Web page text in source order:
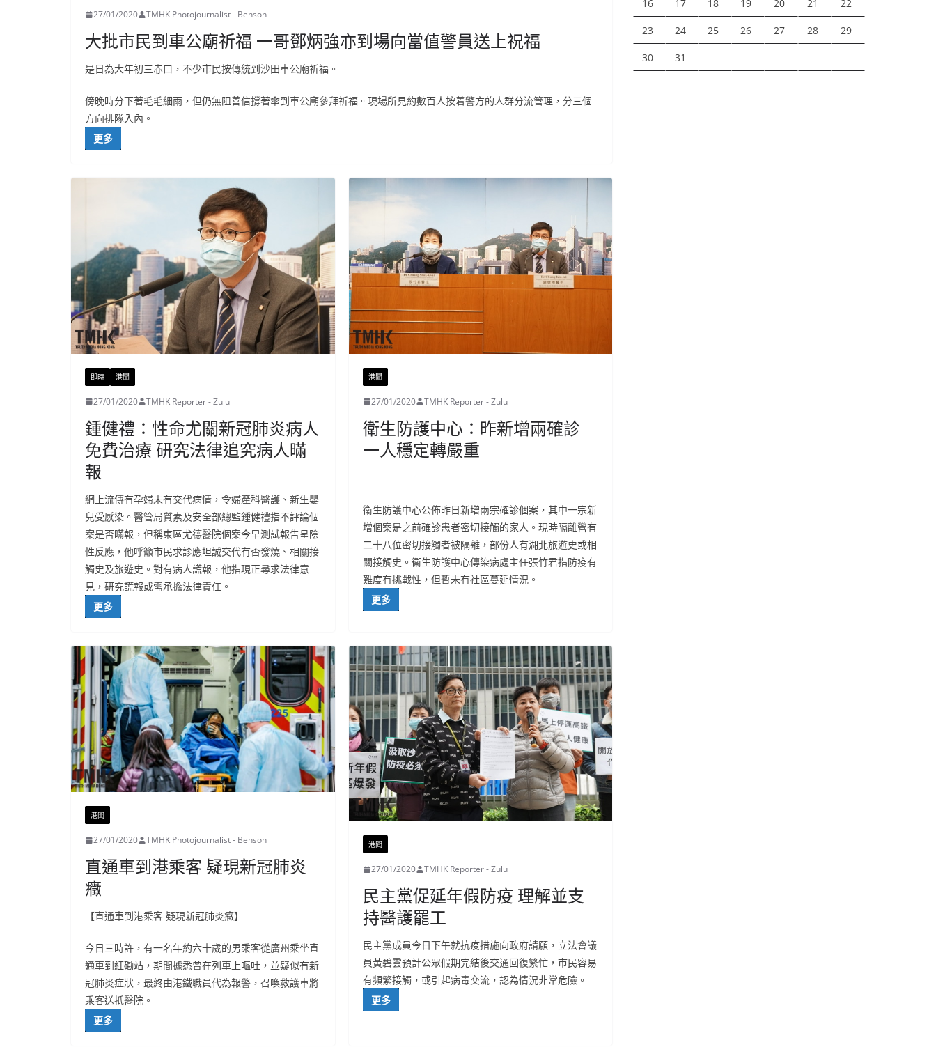
27/01/2020 TMHK Photojournalist - Benson
大批市民到車公廟祈福 一哥鄧炳強亦到場向當值警員送上祝福
是日為大年初三赤口，不少市民按傳統到沙田車公廟祈福。
傍晚時分下著毛毛細雨，但仍無阻善信撐著傘到車公廟參拜祈福。現場所見約數百人按着警方的人群分流管理，分三個
方向排隊入內。
更多
即時 港聞
27/01/2020 TMHK Reporter - Zulu
鍾健禮：性命尤關新冠肺炎病人
免費治療 研究法律追究病人暪
報
網上流傳有孕婦未有交代病情，令婦產科醫護、新生嬰
兒受感染。醫管局質素及安全部總監鍾健禮指不評論個
案是否暪報，但稱東區尤德醫院個案今早測試報告呈陰
性反應，他呼籲市民求診應坦誠交代有否發燒、相關接
觸史及旅遊史。對有病人謊報，他指現正尋求法律意
見，研究謊報或需承擔法律責任。
更多
港聞
27/01/2020 TMHK Reporter - Zulu
衛生防護中心：昨新增兩確診
一人穩定轉嚴重
衞生防護中心公佈昨日新增兩宗確診個案，其中一宗新
增個案是之前確診患者密切接觸的家人。現時隔離營有
二十八位密切接觸者被隔離，部份人有湖北旅遊史或相
關接觸史。衞生防護中心傳染病處主任張竹君指防疫有
難度有挑戰性，但暫未有社區蔓延情況。
更多
港聞
27/01/2020 TMHK Photojournalist - Benson
直通車到港乘客 疑現新冠肺炎
癥
【直通車到港乘客 疑現新冠肺炎癥】
今日三時許，有一名年約六十歲的男乘客從廣州乘坐直
通車到紅磡站，期間據悉曾在列車上嘔吐，並疑似有新
冠肺炎症狀，最終由港鐵職員代為報警，召喚救護車將
乘客送抵醫院。
更多
港聞
27/01/2020 TMHK Reporter - Zulu
民主黨促延年假防疫 理解並支
持醫護罷工
民主黨成員今日下午就抗疫措施向政府請願，立法會議
員黃碧雲預計公眾假期完結後交通回復繁忙，市民容易
有頻繁接觸，或引起病毒交流，認為情況非常危險。
更多
16 17 18 19 20 21 22
23 24 25 26 27 28 29
30 31